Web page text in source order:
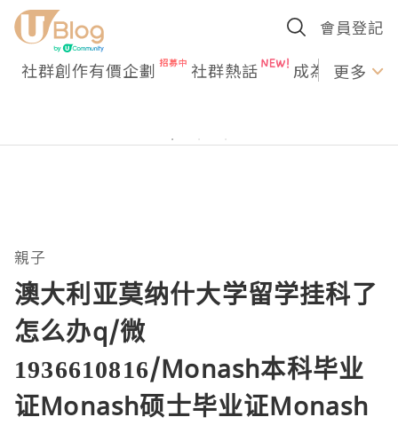
會員登記
社群創作有價企劃 社群熱話 成為U更多
親子
澳大利亚莫纳什大学留学挂科了
怎么办q/微
1936610816/Monash本科毕业
证Monash硕士毕业证Monash